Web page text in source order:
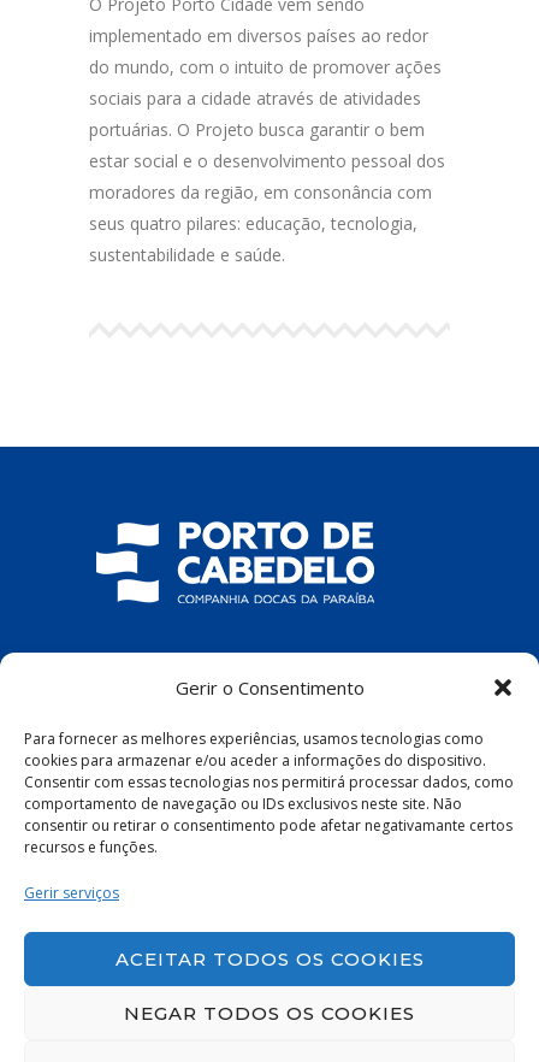
Gerir o Consentimento
Para fornecer as melhores experiências, usamos tecnologias como
cookies para armazenar e/ou aceder a informações do dispositivo.
Consentir com essas tecnologias nos permitirá processar dados, como
comportamento de navegação ou IDs exclusivos neste site. Não
consentir ou retirar o consentimento pode afetar negativamante certos
recursos e funções.
Gerir serviços
ACEITAR TODOS OS COOKIES
NEGAR TODOS OS COOKIES
implementado em diversos países ao redor
do mundo, com o intuito de promover ações
sociais para a cidade através de atividades
portuárias. O Projeto busca garantir o bem
estar social e o desenvolvimento pessoal dos
moradores da região, em consonância com
seus quatro pilares: educação, tecnologia,
sustentabilidade e saúde.
COMPANHIA DOCAS DA PARAÍBA
– PB, 58100-100
Política de Privacidade